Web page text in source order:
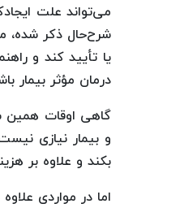
می‌تواند علت
شرح‌حال ذکر شده،
یا تأیید کند و
درمان مؤثر بیمار
گاهی اوقات همین
و بیمار نیازی
بکند و علاوه بر
اما در مواردی